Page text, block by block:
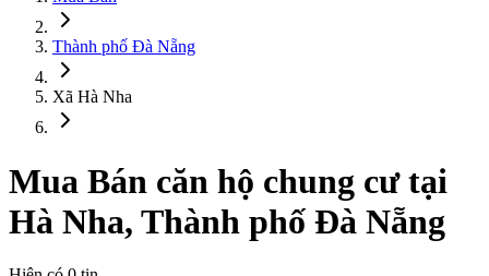
Thành phố Đà Nẵng
Xã Hà Nha
Mua Bán căn hộ chung cư tại
Hà Nha, Thành phố Đà Nẵng